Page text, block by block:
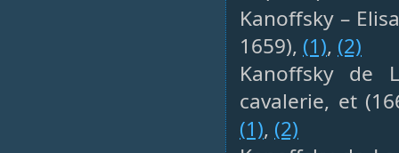
Kanoffsky –
1659), (1), (2)
Kanoffsky de
cavalerie, et
(1), (2)